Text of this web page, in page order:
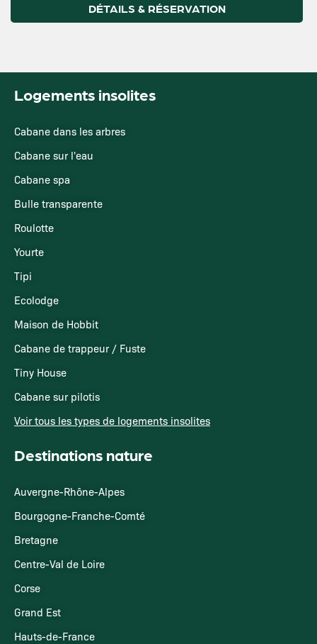
DÉTAILS & RÉSERVATION
Logements insolites
Cabane dans les arbres
Cabane sur l'eau
Cabane spa
Bulle transparente
Roulotte
Yourte
Tipi
Ecolodge
Maison de Hobbit
Cabane de trappeur / Fuste
Tiny House
Cabane sur pilotis
Voir tous les types de logements insolites
Destinations nature
Auvergne-Rhône-Alpes
Bourgogne-Franche-Comté
Bretagne
Centre-Val de Loire
Corse
Grand Est
Hauts-de-France